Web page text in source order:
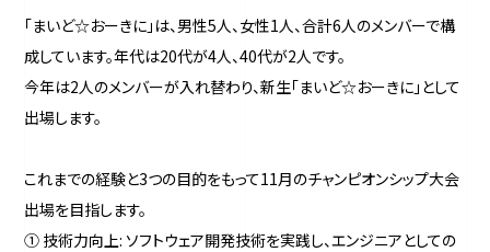
「まいど☆おーきに」は、男性5人、女性1人、合計6人のメンバーで構
成しています。年代は20代が4人、40代が2人です。
今年は2人のメンバーが入れ替わり、新生「まいど☆おーきに」として
出場します。
これまでの経験と3つの目的をもって11月のチャンピオンシップ大会
出場を目指します。
① 技術力向上: ソフトウェア開発技術を実践し、エンジニアとしての